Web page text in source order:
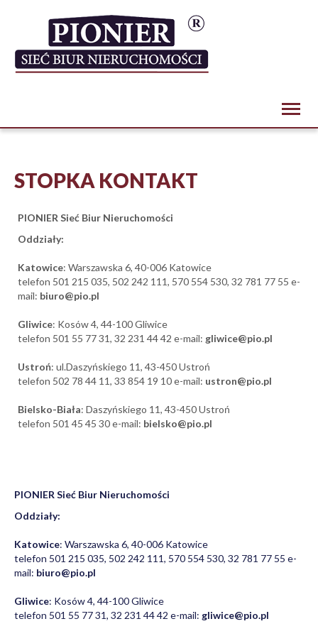
STOPKA KONTAKT
PIONIER Sieć Biur Nieruchomości
Oddziały:
Katowice: Warszawska 6, 40-006 Katowice
telefon 501 215 035, 502 242 111, 570 554 530, 32 781 77 55 e-
mail: biuro@pio.pl
Gliwice: Kosów 4, 44-100 Gliwice
telefon 501 55 77 31, 32 231 44 42 e-mail: gliwice@pio.pl
Ustroń: ul.Daszyńskiego 11, 43-450 Ustroń
telefon 502 78 44 11, 33 854 19 10 e-mail: ustron@pio.pl
Bielsko-Biała: Daszyńskiego 11, 43-450 Ustroń
telefon 501 45 45 30 e-mail: bielsko@pio.pl
PIONIER Sieć Biur Nieruchomości
Oddziały:
Katowice: Warszawska 6, 40-006 Katowice
telefon 501 215 035, 502 242 111, 570 554 530, 32 781 77 55 e-
mail: biuro@pio.pl
Gliwice: Kosów 4, 44-100 Gliwice
telefon 501 55 77 31, 32 231 44 42 e-mail: gliwice@pio.pl